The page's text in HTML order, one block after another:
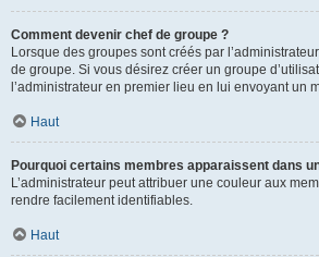
Comment devenir chef de groupe ?
Lorsque des groupes sont créés par
de groupe. Si vous désirez créer un groupe
l’administrateur en premier lieu en lui envoyant un
Haut
Pourquoi certains membres apparaissent dans
L’administrateur peut attribuer une couleur aux
rendre facilement identifiables.
Haut